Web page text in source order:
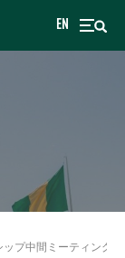
EN
プ中間ミーティングを